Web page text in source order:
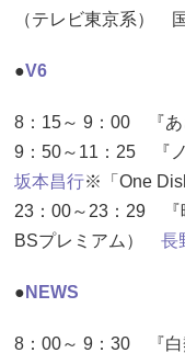
（テレビ東京系）
●V6
8：15～ 9：00 『
9：50～11：25 『
坂本昌行※「One
23：00～23：29 『
BSプレミアム） 長
● NEWS
8：00～ 9：30 『